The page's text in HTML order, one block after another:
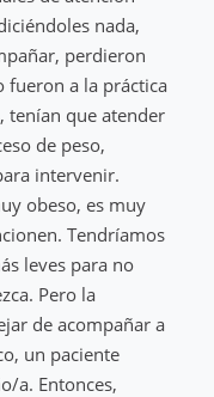
nada,
perdieron
fueron a la práctica
tenían que atender
de peso,
intervenir.
obeso, es muy
Tendríamos
leves para no
Pero la
de acompañar a
un paciente
a. Entonces,